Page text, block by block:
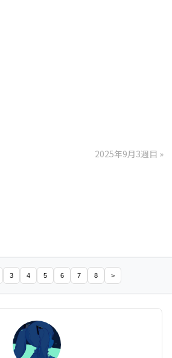
2025年9月3週目 »
3 4 5 6 7 8 >